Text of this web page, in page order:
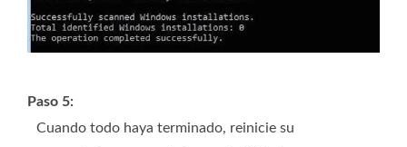
Paso 5:
Cuando todo haya terminado, reinicie su